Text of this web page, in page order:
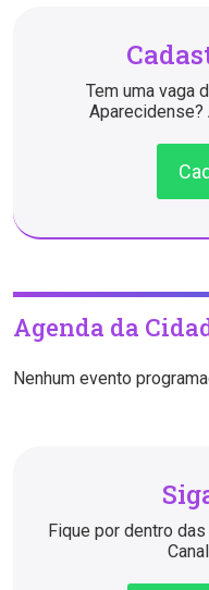
Tem uma vaga
Aparecidense?
Agenda da
Nenhum evento
Fique por dentro